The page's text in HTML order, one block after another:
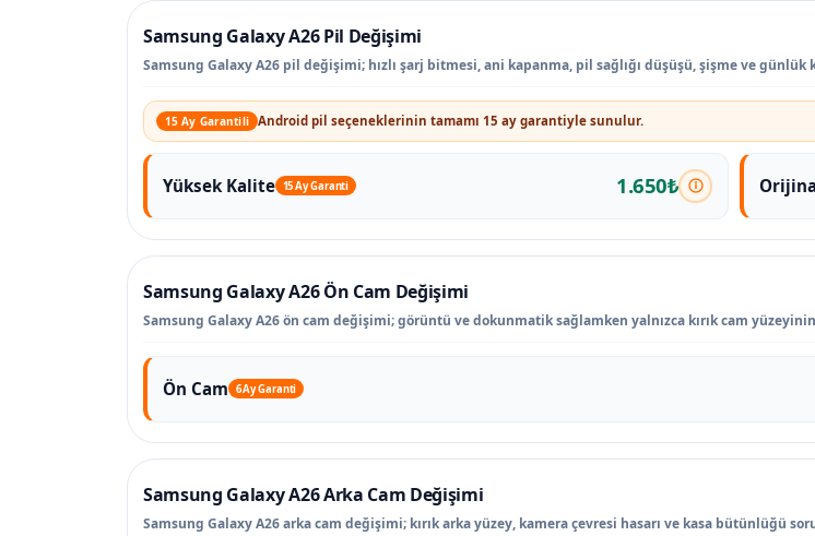
Samsung Galaxy A26 Pil Değişimi
Samsung Galaxy A26 pil değişimi; hızlı şarj bitmesi, ani kapanma, pil sağlığı düşüşü, şişme ve günlük
15 Ay Garantili Android pil seçeneklerinin tamamı 15 ay garantiyle sunulur.
Yüksek Kalite 15 Ay Garanti 1.650₺
Samsung Galaxy A26 Ön Cam Değişimi
Samsung Galaxy A26 ön cam değişimi; görüntü ve dokunmatik sağlamken yalnızca kırık cam
Ön Cam 6 Ay Garanti
Samsung Galaxy A26 Arka Cam Değişimi
Samsung Galaxy A26 arka cam değişimi; kırık arka yüzey, kamera çevresi hasarı ve kasa bütünlüğü